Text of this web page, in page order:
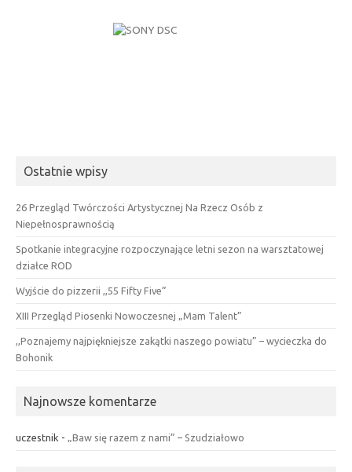
Ostatnie wpisy
26 Przegląd Twórczości Artystycznej Na Rzecz Osób z
Niepełnosprawnością
Spotkanie integracyjne rozpoczynające letni sezon na warsztatowej
działce ROD
Wyjście do pizzerii ,,55 Fifty Five”
XIII Przegląd Piosenki Nowoczesnej „Mam Talent”
,,Poznajemy najpiękniejsze zakątki naszego powiatu” – wycieczka do
Bohonik
Najnowsze komentarze
uczestnik - „Baw się razem z nami” – Szudziałowo